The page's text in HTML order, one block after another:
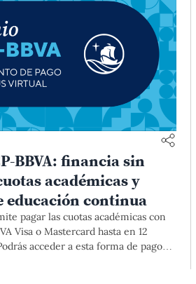
BBVA: financia sin
académicas y
educación continua
pagar las cuotas académicas con
Visa o Mastercard hasta en 12
acceder a esta forma de pago
del 2026 para pregrado y posgrado,